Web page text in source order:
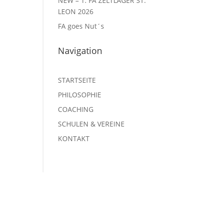
LEON 2026
FA goes Nut´s
Navigation
STARTSEITE
PHILOSOPHIE
COACHING
SCHULEN & VEREINE
KONTAKT